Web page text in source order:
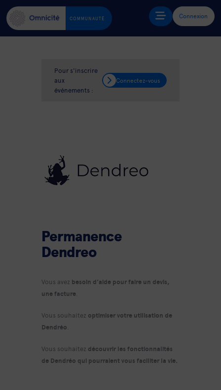
COMMUNAUTÉ Connexion
Pour s'inscrire
aux
événements :
Connectez-vous
Permanence
Dendreo
Vous avez besoin d’aide pour faire un devis,
une facture
Vous souhaitez optimiser votre utilisation de
Dendréo
Vous souhaitez découvrir les fonctionnalités
de Dendréo qui pourraient vous faciliter la vie.